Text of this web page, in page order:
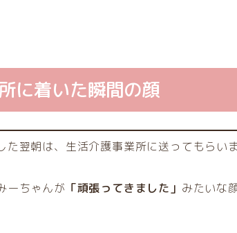
に着いた瞬間の顔
た翌朝は、生活介護事業所に送ってもらいま
ーちゃんが 「頑張ってきました」 みたいな